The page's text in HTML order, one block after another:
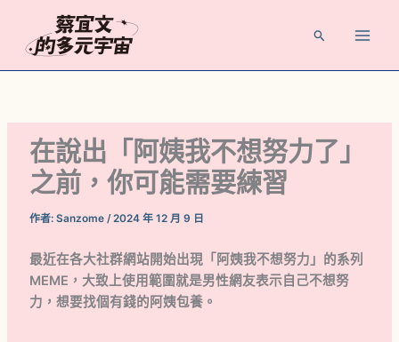
要
搜
在說出「阿姨我不想努力了」
之前，你可能需要練習
作者: Sanzome /2024 年 12 月 9 日
最近在各大社群網站開始出現「阿姨我不想努力」的系列
MEME，大致上使用範圍就是男性網友表示自己不想努
力，想要找個有錢的阿姨包養。